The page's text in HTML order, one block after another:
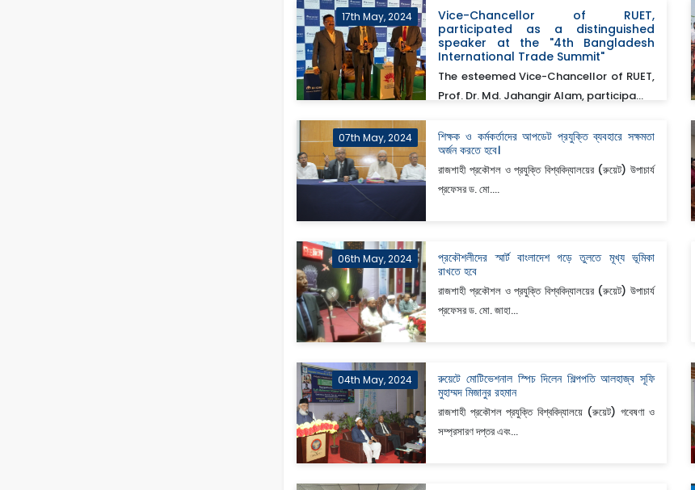
17th May, 2024
Vice-Chancellor of RUET,
participated as a distinguished
speaker at the "4th Bangladesh
International Trade Summit"
The esteemed Vice-Chancellor of RUET,
Prof. Dr. Md. Jahangir Alam, participa...
07th May, 2024
শিক্ষক ও কর্মকর্তাদের আপডেট প্রযুক্তি ব্যবহারে সক্ষমতা
অর্জন করতে হবে।
রাজশাহী প্রকৌশল ও প্রযুক্তি বিশ্ববিদ্যালয়ের (রুয়েট) উপাচার্য
প্রফেসর ড. মো....
06th May, 2024
প্রকৌশলীদের স্মার্ট বাংলাদেশ গড়ে তুলতে মূখ্য ভূমিকা
রাখতে হবে
রাজশাহী প্রকৌশল ও প্রযুক্তি বিশ্ববিদ্যালয়ের (রুয়েট) উপাচার্য
প্রফেসর ড. মো. জাহা...
04th May, 2024
রুয়েটে মোটিভেশনাল স্পিচ দিলেন শিল্পপতি আলহাজ্ব সূফি
মুহাম্মদ মিজানুর রহমান
রাজশাহী প্রকৌশল প্রযুক্তি বিশ্ববিদ্যালয়ে (রুয়েট) গবেষণা ও
সম্প্রসারণ দপ্তর এবং...